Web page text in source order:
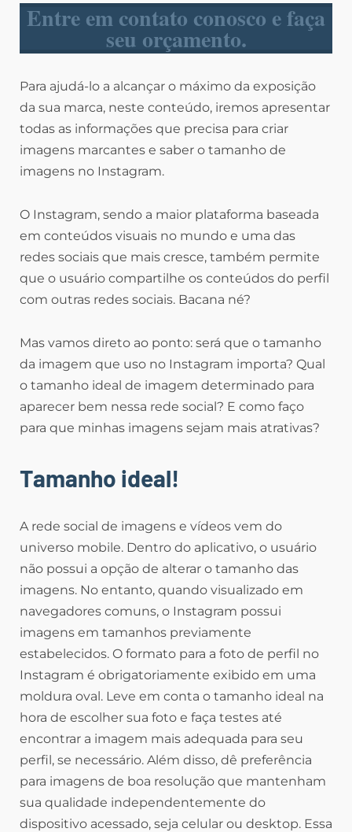
Entre em contato conosco e faça
seu orçamento.
Para ajudá-lo a alcançar o máximo da exposição
da sua marca, neste conteúdo, iremos apresentar
todas as informações que precisa para criar
imagens marcantes e saber o tamanho de
imagens no Instagram.
O Instagram, sendo a maior plataforma baseada
em conteúdos visuais no mundo e uma das
redes sociais que mais cresce, também permite
que o usuário compartilhe os conteúdos do perfil
com outras redes sociais. Bacana né?
Mas vamos direto ao ponto: será que o tamanho
da imagem que uso no Instagram importa? Qual
o tamanho ideal de imagem determinado para
aparecer bem nessa rede social? E como faço
para que minhas imagens sejam mais atrativas?
Tamanho ideal!
A rede social de imagens e vídeos vem do
universo mobile. Dentro do aplicativo, o usuário
não possui a opção de alterar o tamanho das
imagens. No entanto, quando visualizado em
navegadores comuns, o Instagram possui
imagens em tamanhos previamente
estabelecidos. O formato para a foto de perfil no
Instagram é obrigatoriamente exibido em uma
moldura oval. Leve em conta o tamanho ideal na
hora de escolher sua foto e faça testes até
encontrar a imagem mais adequada para seu
perfil, se necessário. Além disso, dê preferência
para imagens de boa resolução que mantenham
sua qualidade independentemente do
dispositivo acessado, seja celular ou desktop. Essa